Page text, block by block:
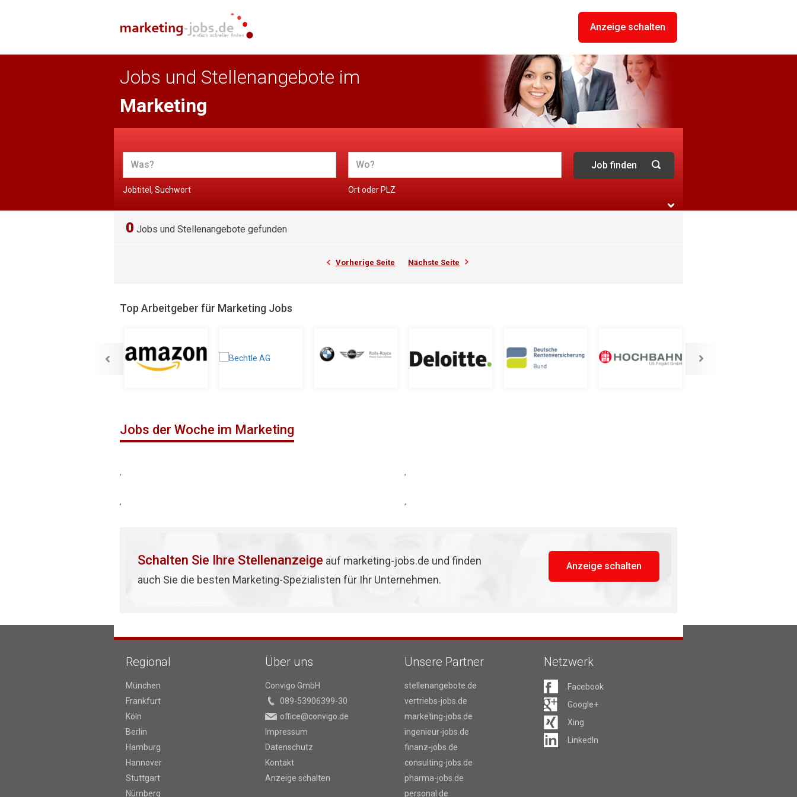
Anzeige schalten
Jobs und Stellenangebote im
Marketing
Jobtitel, Suchwort Ort oder PLZ
0 Jobs und Stellenangebote gefunden
Vorherige Seite Nächste Seite
Top Arbeitgeber für Marketing Jobs
Jobs der Woche im Marketing
, ,
, ,
Schalten Sie Ihre Stellenanzeige auf marketing-jobs.de und finden
auch Sie die besten Marketing-Spezialisten für Ihr Unternehmen.
Anzeige schalten
Regional
München
Frankfurt
Köln
Berlin
Hamburg
Hannover
Stuttgart
Nürnberg
Über uns
Convigo GmbH
089-53906399-30
office@convigo.de
Impressum
Datenschutz
Kontakt
Anzeige schalten
Unsere Partner
stellenangebote.de
vertriebs-jobs.de
marketing-jobs.de
ingenieur-jobs.de
finanz-jobs.de
consulting-jobs.de
pharma-jobs.de
personal.de
Netzwerk
Facebook
Google+
Xing
LinkedIn